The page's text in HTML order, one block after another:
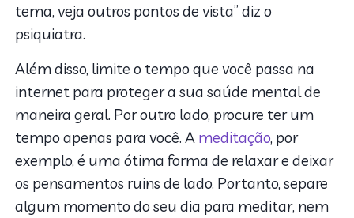
tema, veja outros pontos de vista” diz o
psiquiatra.
Além disso, limite o tempo que você passa na
internet para proteger a sua saúde mental de
maneira geral. Por outro lado, procure ter um
tempo apenas para você. A meditação, por
exemplo, é uma ótima forma de relaxar e deixar
os pensamentos ruins de lado. Portanto, separe
algum momento do seu dia para meditar, nem